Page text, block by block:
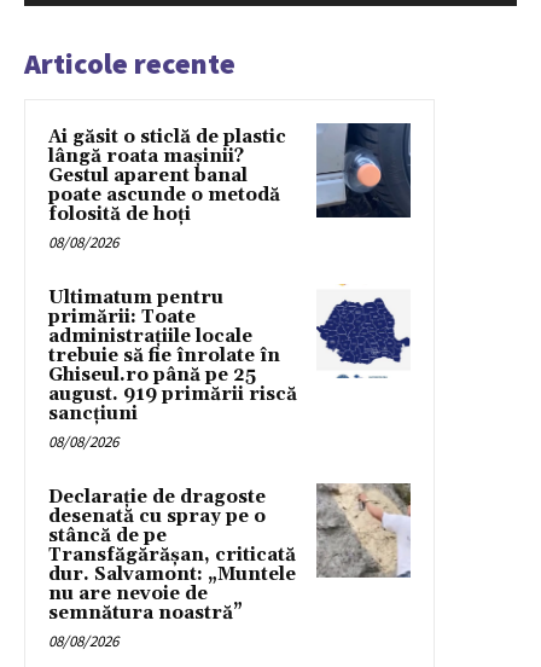
Articole recente
Ai găsit o sticlă de plastic
lângă roata mașinii?
Gestul aparent banal
poate ascunde o metodă
folosită de hoți
08/08/2026
Ultimatum pentru
primării: Toate
administrațiile locale
trebuie să fie înrolate în
Ghiseul.ro până pe 25
august. 919 primării riscă
sancțiuni
08/08/2026
Declarație de dragoste
desenată cu spray pe o
stâncă de pe
Transfăgărășan, criticată
dur. Salvamont: „Muntele
nu are nevoie de
semnătura noastră”
08/08/2026